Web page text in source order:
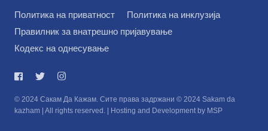
Политика на приватност
Политика на инклузија
Правилник за внатрешно пријавување
Кодекс на однесување
© 2024 Сакам Да Кажам. Сите права задржани © 2024 Sakam da
kazham | All rights reserved. | Hosting and Development by MSP